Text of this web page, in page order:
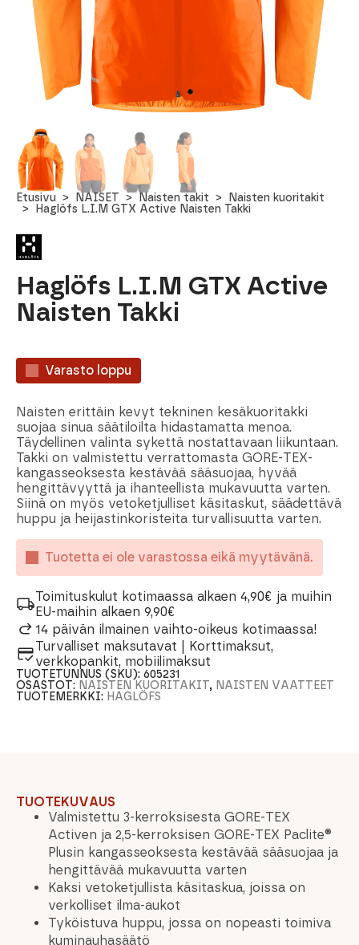
Etusivu NAISET Naisten takit
Naisten kuoritakit
Haglöfs L.I.M GTX Active Naisten Takki
Haglöfs L.I.M GTX Active
Naisten Takki
Varasto loppu
Naisten erittäin kevyt tekninen kesäkuoritakki
suojaa sinua säätiloilta hidastamatta menoa.
Täydellinen valinta sykettä nostattavaan liikuntaan.
Takki on valmistettu verrattomasta GORE-TEX-
kangasseoksesta kestävää sääsuojaa, hyvää
hengittävyyttä ja ihanteellista mukavuutta varten.
Siinä on myös vetoketjulliset käsitaskut, säädettävä
huppu ja heijastinkoristeita turvallisuutta varten.
Tuotetta ei ole varastossa eikä myytävänä.
Toimituskulut kotimaassa alkaen 4,90€ ja muihin
EU-maihin alkaen 9,90€
14 päivän ilmainen vaihto-oikeus kotimaassa!
Turvalliset maksutavat | Korttimaksut,
verkkopankit, mobiilimaksut
TUOTETUNNUS (SKU):605231
OSASTOT: NAISTEN KUORITAKIT, NAISTEN VAATTEET
TUOTEMERKKI: HAGLÖFS
TUOTEKUVAUS
Valmistettu 3-kerroksisesta GORE-TEX
Activen ja 2,5-kerroksisen GORE-TEX Paclite®
Plusin kangasseoksesta kestävää sääsuojaa ja
hengittävää mukavuutta varten
Kaksi vetoketjullista käsitaskua, joissa on
verkolliset ilma-aukot
Tyköistuva huppu, jossa on nopeasti toimiva
kuminauhasäätö